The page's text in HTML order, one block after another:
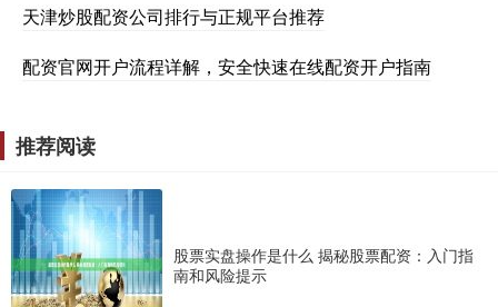
天津炒股配资公司排行与正规平台推荐
配资官网开户流程详解，安全快速在线配资开户指南
推荐阅读
股票实盘操作是什么 揭秘股票配资：入门指
南和风险提示